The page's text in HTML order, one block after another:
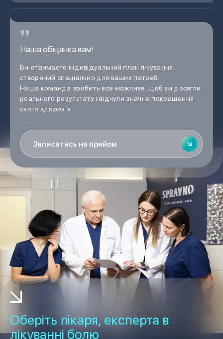
Наша обіцянка вам!
Ви отримаєте індивідуальний план лікування,
створений спеціально для ваших потреб.
Наша команда зробить все можливе, щоб ви досягли
реального результату і відчули значне покращення
свого здоров’я.
Записатись на прийом
Оберіть лікаря, експерта в
лікуванні болю